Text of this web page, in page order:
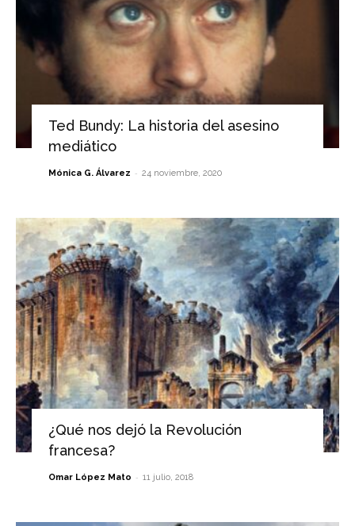
Ted Bundy: La historia del asesino
mediático
Mónica G. Álvarez - 24 noviembre, 2020
¿Qué nos dejó la Revolución
francesa?
Omar López Mato - 11 julio, 2018